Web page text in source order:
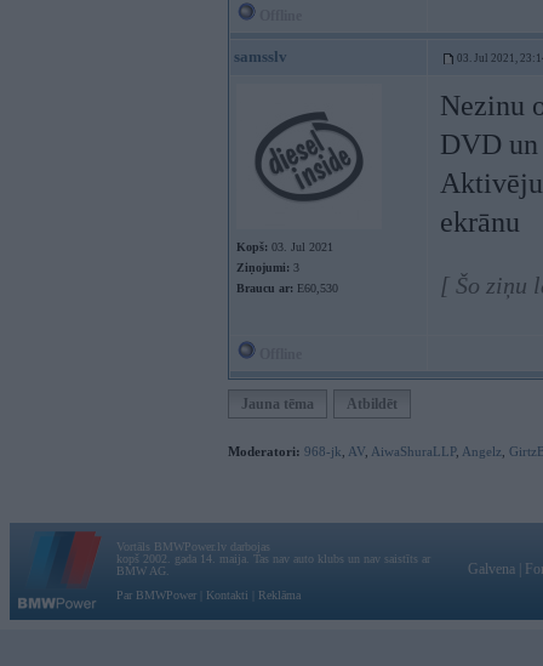
samsslv 03. Jul 2021,
Kopš: 03. Jul 2021
Ziņojumi: 3
Braucu ar: E60,530
Nezinu
DVD un
ekrānu
[ Šo ziņu
Jauna tēma Atbildēt
Moderatori: 968-jk AV AiwaShuraLLP, Angelz
Vortāls BMWPower.lv darbojas
kopš 2002. gada 14. maija. Tas nav auto klubs un nav saistīts ar
BMW AG.
Par BMWPower
Kontakti Reklāma
Galvena